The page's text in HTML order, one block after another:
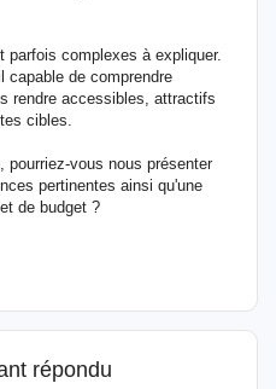
parfois complexes à expliquer.
capable de comprendre
rendre accessibles, attractifs
cibles.
vous nous présenter
pertinentes ainsi qu'une
de budget ?
répondu